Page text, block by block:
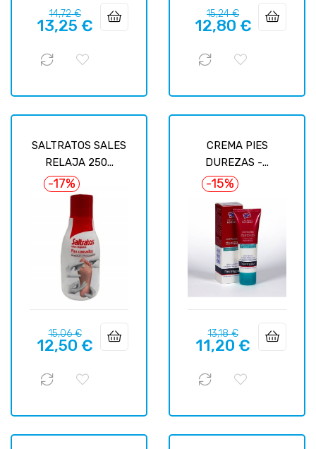
Prix
habituel
14,72 €Prix
13,25 €
Prix
habituel
15,24 €Prix
12,80 €
SALTRATOS SALES
RELAJA 250...
-17%
Prix
habituel
15,06 €Prix
12,50 €
CREMA PIES
DUREZAS -...
-15%
Prix
habituel
13,18 €Prix
11,20 €